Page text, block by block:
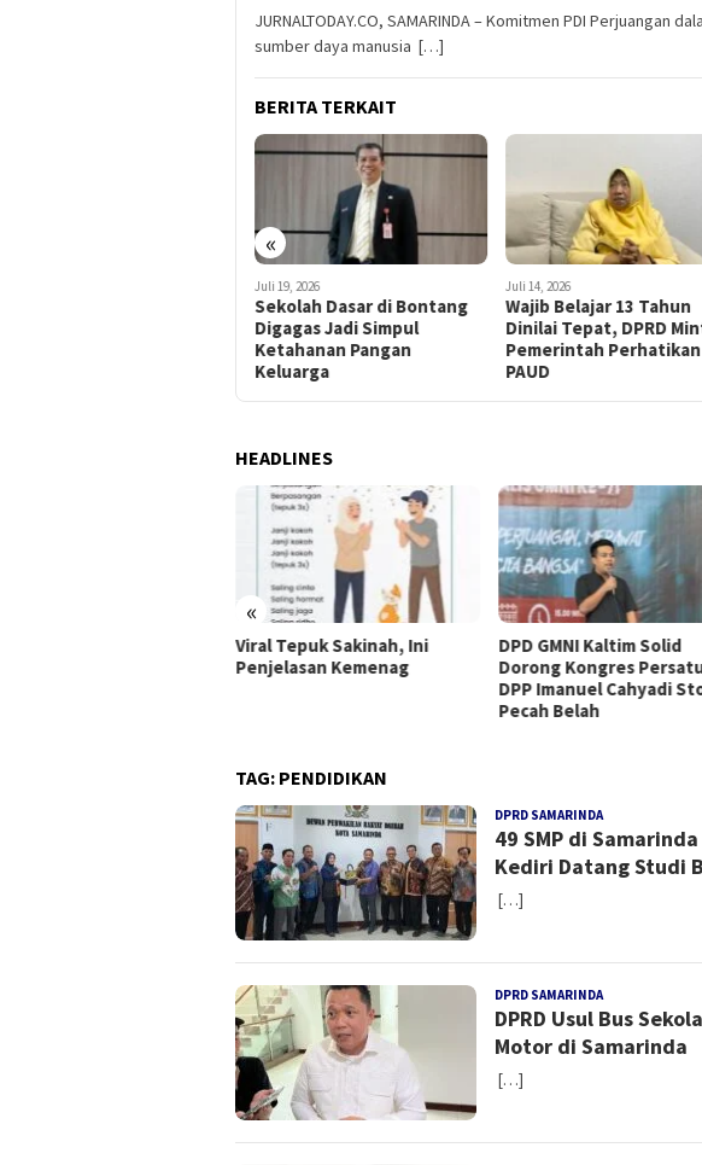
JURNALTODAY.CO, SAMARINDA – Komitmen PDI Perjuangan
sumber daya manusia […]
BERITA TERKAIT
«
Juli 19, 2026
Sekolah Dasar di Bontang
Digagas Jadi Simpul
Ketahanan Pangan
Keluarga
Juli 14, 2026
Wajib Belajar 13 Tahun
Dinilai Tepat, DPRD
Pemerintah Perhatikan
PAUD
HEADLINES
«
Viral Tepuk Sakinah, Ini
Penjelasan Kemenag
DPD GMNI Kaltim Solid
Dorong Kongres
DPP Imanuel Cahyadi
Pecah Belah
TAG: PENDIDIKAN
DPRD SAMARINDARedaksi
49 SMP di
Kediri Datang Studi
[…]
DPRD SAMARINDARedaksi
DPRD Usul Bus
Motor di Samarinda
[…]